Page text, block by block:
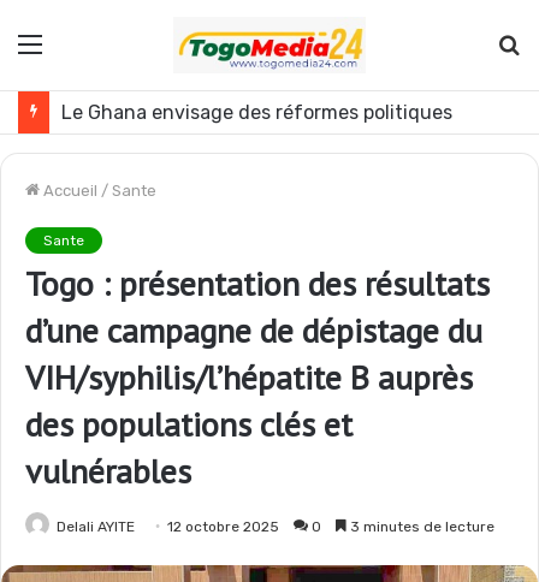
Menu
Accueil / Sante
Sante
Togo : présentation des résultats
d’une campagne de dépistage du
VIH/syphilis/l’hépatite B auprès
des populations clés et
vulnérables
Delali AYITE 12 octobre 2025 0 3 minutes de lecture